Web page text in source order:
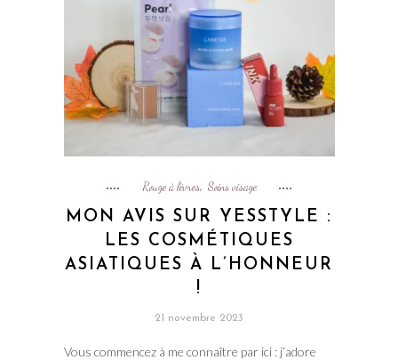
Rouge à lèvres, Soins visage
MON AVIS SUR YESSTYLE :
LES COSMÉTIQUES
ASIATIQUES À L’HONNEUR
!
21 novembre 2023
Vous commencez à me connaître par ici : j’adore